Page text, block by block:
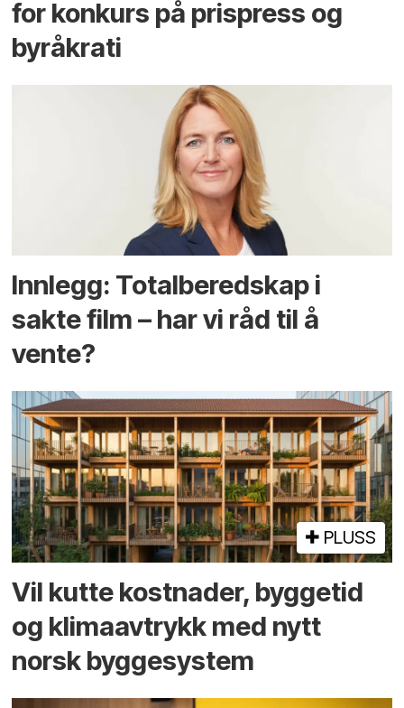
for konkurs på prispress og
byråkrati
Innlegg: Totalberedskap i
sakte film – har vi råd til å
vente?
PLUSS
Vil kutte kostnader, byggetid
og klima­avtrykk med nytt
norsk bygge­system